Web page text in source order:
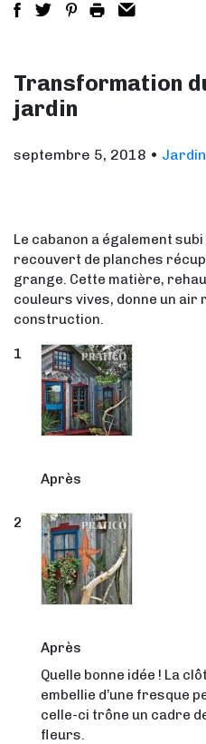
Transformation
jardin
septembre 5, 2018 • Jardin
Le cabanon a également
recouvert de planches
grange. Cette matière,
couleurs vives, donne un air
construction.
Après
Après
Quelle bonne idée ! La
embellie d’une fresque
celle-ci trône un cadre
fleurs.